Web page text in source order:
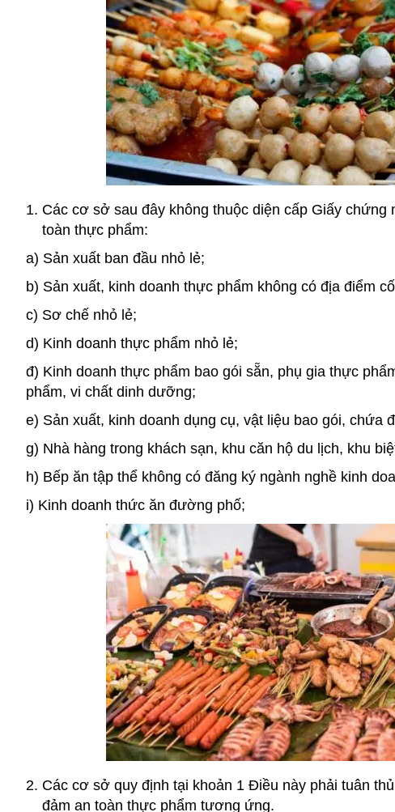
Các cơ sở sau đây không thuộc diện cấp Giấy chứng
toàn thực phẩm:
a) Sản xuất ban đầu nhỏ lẻ;
b) Sản xuất, kinh doanh thực phẩm không có địa điểm
c) Sơ chế nhỏ lẻ;
d) Kinh doanh thực phẩm nhỏ lẻ;
đ) Kinh doanh thực phẩm bao gói sẵn, phụ gia thực
phẩm, vi chất dinh dưỡng;
e) Sản xuất, kinh doanh dụng cụ, vật liệu bao gói, chứa
g) Nhà hàng trong khách sạn, khu căn hộ du lịch, khu
h) Bếp ăn tập thể không có đăng ký ngành nghề kinh
i) Kinh doanh thức ăn đường phố;
Các cơ sở quy định tại khoản 1 Điều này phải tuân
đảm an toàn thực phẩm tương ứng.